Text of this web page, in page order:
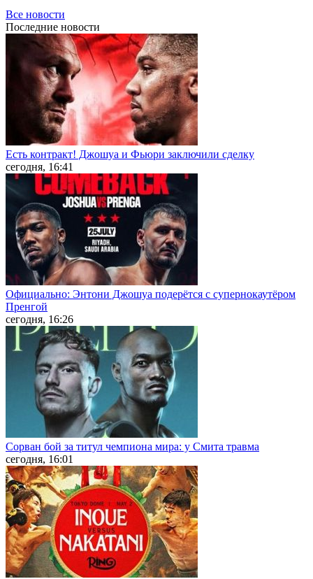
Все новости
Последние новости
Есть контракт! Джошуа и Фьюри заключили сделку
сегодня, 16:41
Официально: Энтони Джошуа подерётся с супернокаутёром
Пренгой
сегодня, 16:26
Сорван бой за титул чемпиона мира: у Смита травма
сегодня, 16:01